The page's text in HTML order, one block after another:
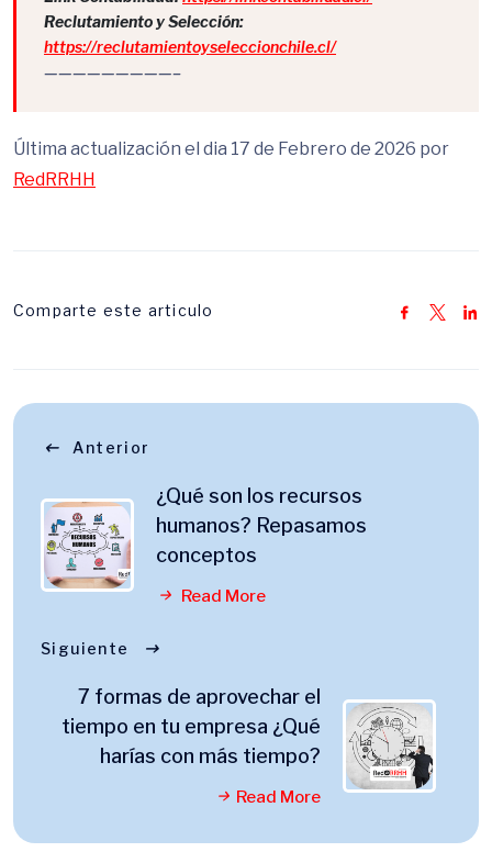
Reclutamiento y Selección:
https://reclutamientoyseleccionchile.cl/
—————————–
Última actualización el dia 17 de Febrero de 2026 por
RedRRHH
Comparte este articulo
Anterior
¿Qué son los recursos
humanos? Repasamos
conceptos
Read More
Siguiente
7 formas de aprovechar el
tiempo en tu empresa ¿Qué
harías con más tiempo?
Read More